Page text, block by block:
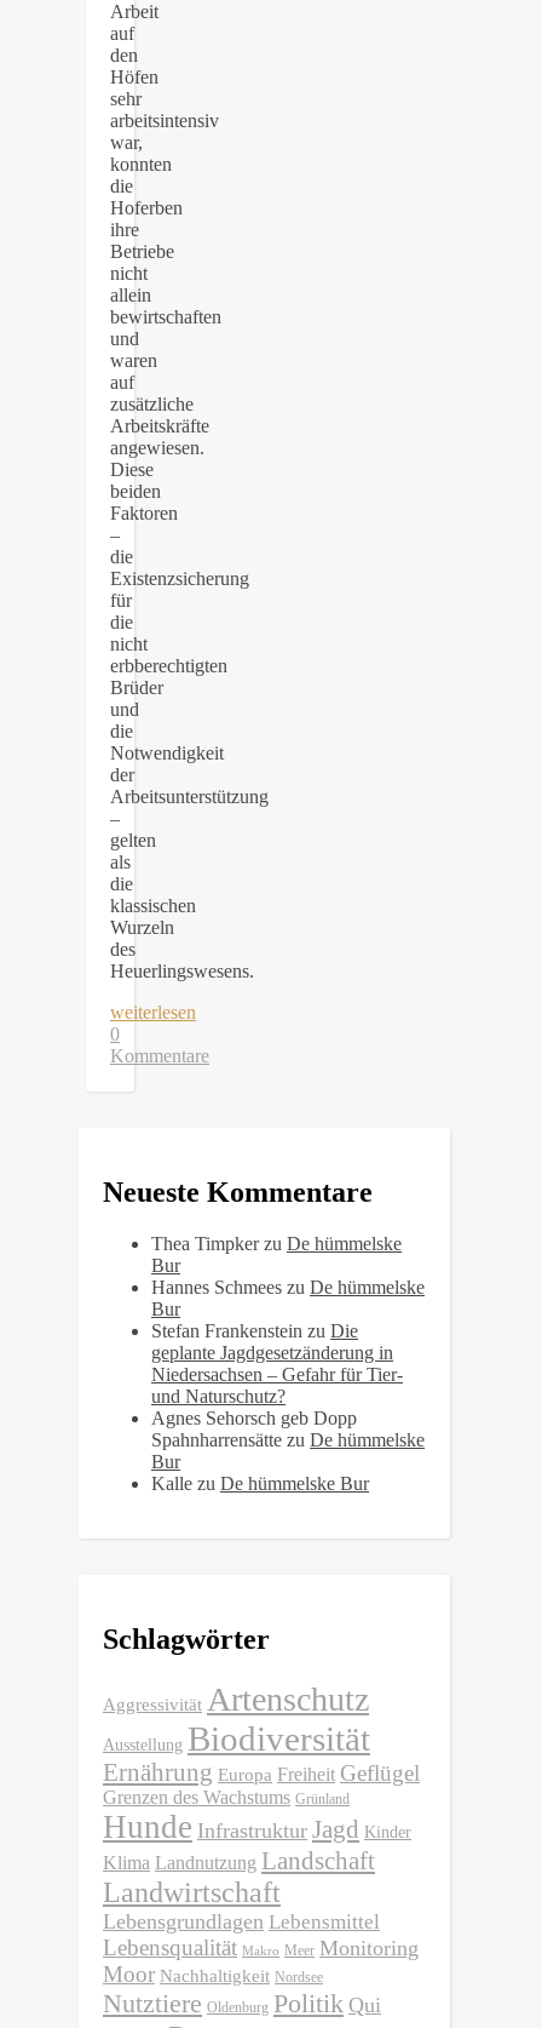
Arbeit
auf
den
Höfen
sehr
arbeitsintensiv
war,
konnten
die
Hoferben
ihre
Betriebe
nicht
allein
bewirtschaften
und
waren
auf
zusätzliche
Arbeitskräfte
angewiesen.
Diese
beiden
Faktoren
–
die
Existenzsicherung
für
die
nicht
erbberechtigten
Brüder
und
die
Notwendigkeit
der
Arbeitsunterstützung
–
gelten
als
die
klassischen
Wurzeln
des
Heuerlingswesens.
weiterlesen
0
Kommentare
Neueste Kommentare
Thea Timpkerzu De hümmelske
Bur
Hannes Schmees zu De hümmelske
Bur
Stefan Frankenstein zu Die
geplante Jagdgesetzänderung in
Niedersachsen – Gefahr für Tier-
und Naturschutz?
Agnes Sehorsch geb Dopp
Spahnharrensätte zu De hümmelske
Bur
Kalle zu De hümmelske Bur
Schlagwörter
Aggressivität Artenschutz
Ausstellung Biodiversität
Ernährung Europa Freiheit Geflügel
Grenzen des Wachstums Grünland
Hunde Infrastruktur Jagd Kinder
Klima Landnutzung Landschaft
Landwirtschaft
Lebensgrundlagen Lebensmittel
Lebensqualität Makro Meer Monitoring
Moor Nachhaltigkeit Nordsee
Nutztiere Oldenburg Politik Qui